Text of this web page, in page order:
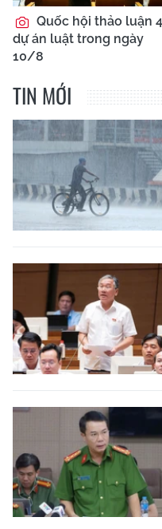
Quốc hội thảo luận 4
dự án luật trong ngày
10/8
TIN MỚI